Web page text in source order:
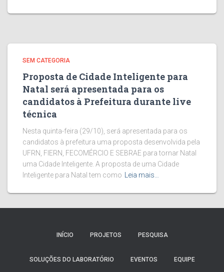
SEM CATEGORIA
Proposta de Cidade Inteligente para
Natal será apresentada para os
candidatos à Prefeitura durante live
técnica
Nesta quinta-feira (29/10), será apresentada para os
candidatos à prefeitura uma proposta desenvolvida pela
UFRN, FIERN, FECOMÉRCIO E SEBRAE para tornar Natal
uma Cidade Inteligente. A proposta de uma Cidade
Inteligente para Natal tem como
Leia mais…
INÍCIO PROJETOS PESQUISA
SOLUÇÕES DO LABORATÓRIO EVENTOS EQUIPE